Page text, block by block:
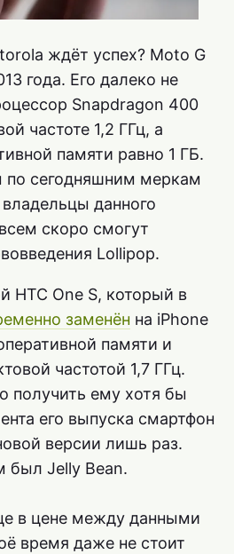
ждёт успех? Moto G
года. Его далеко не
Snapdragon 400
частоте 1,2 ГГц, а
памяти равно 1 ГБ.
сегодняшним меркам
данного
скоро смогут
Lollipop.
HTC One S, который в
заменён на iPhone
памяти и
частотой 1,7 ГГц.
получить ему хотя бы
его выпуска смартфон
версии лишь раз.
был Jelly Bean.
в цене между данными
время даже не стоит